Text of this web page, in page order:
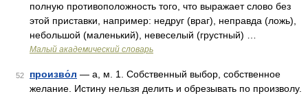
полную противоположность того, что выражает слово без
этой приставки, например: недруг (враг), неправда (ложь),
небольшой (маленький), невеселый (грустный) …
Малый академический словарь
52 произво́л — а, м. 1. Собственный выбор, собственное
желание. Истину нельзя делить и обрезывать по произволу.